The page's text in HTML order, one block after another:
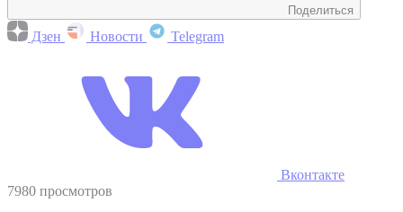
Поделиться
Дзен Новости Telegram
Вконтакте
7980 просмотров